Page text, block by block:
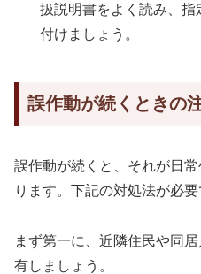
扱説明書をよく読み、指
付けましょう。
誤作動が続くときの
誤作動が続くと、それが日
ります。下記の対処法が必要
まず第一に、近隣住民や同
有しましょう。